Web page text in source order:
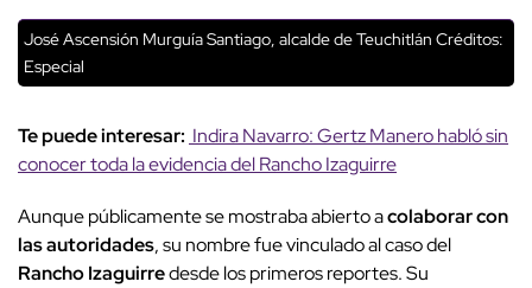
José Ascensión Murguía Santiago, alcalde de Teuchitlán Créditos:
Especial
Te puede interesar: Indira Navarro: Gertz Manero habló sin
conocer toda la evidencia del Rancho Izaguirre
Aunque públicamente se mostraba abierto acolaborar con
las autoridades, su nombre fue vinculado al caso del
Rancho Izaguirredesde los primeros reportes. Su